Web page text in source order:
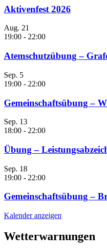
Aktivenfest 2026
Aug. 21
19:00 - 22:00
Atemschutzübung –
Sep. 5
19:00 - 22:00
Gemeinschaftsübung –
Sep. 13
18:00 - 22:00
Übung –
Sep. 18
19:00 - 22:00
Gemeinschaftsübung –
Kalender anzeigen
Wetterwarnungen